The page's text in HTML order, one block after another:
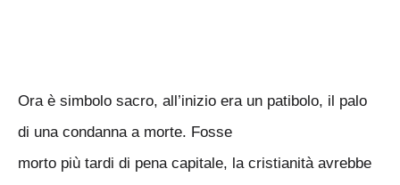
Ora è simbolo sacro, all’inizio era un patibolo, il palo
di una condanna a morte. Fosse
morto più tardi di pena capitale, la cristianità avrebbe